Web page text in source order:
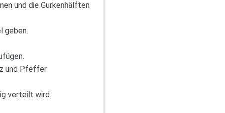
und die Gurkenhälften
geben.
und Pfeffer
verteilt wird.